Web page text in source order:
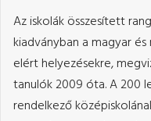
Az iskolák összesített
kiadványban a magyar
elért helyezésekre,
tanulók 2009 óta. A 200
rendelkező